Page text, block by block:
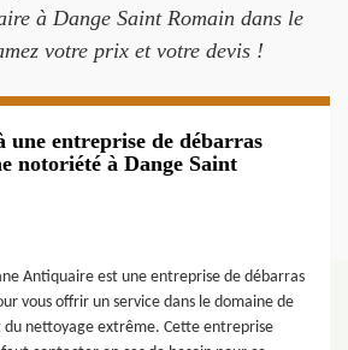
à Dange Saint Romain dans le
votre prix et votre devis !
une entreprise de débarras
notoriété à Dange Saint
Antiquaire est une entreprise de débarras
vous offrir un service dans le domaine de
du nettoyage extrême. Cette entreprise